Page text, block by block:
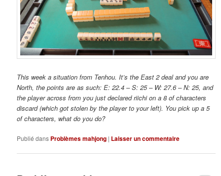
This week a situation from Tenhou. It’s the East 2 deal and you are
North, the points are as such: E: 22.4 – S: 25 – W: 27.6 – N: 25, and
the player across from you just declared riichi on a 8 of characters
discard (which got stolen by the player to your left). You pick up a 5
of characters, what do you do?
Publié dans Problèmes mahjong | Laisser un commentaire